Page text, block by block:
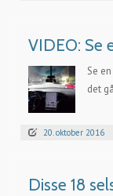
VIDEO: Se
Se
det
20. oktober 2016
Disse 18